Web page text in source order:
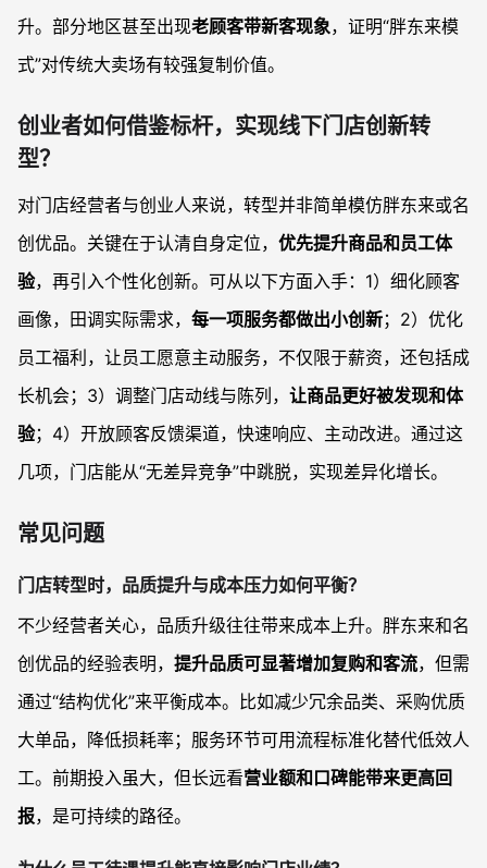
升。部分地区甚至出现老顾客带新客现象，证明“胖东来模
式”对传统大卖场有较强复制价值。
创业者如何借鉴标杆，实现线下门店创新转
型？
对门店经营者与创业人来说，转型并非简单模仿胖东来或名
创优品。关键在于认清自身定位， 优先提升商品和员工体
验，再引入个性化创新。可从以下方面入手：1）细化顾客
画像，田调实际需求， 每一项服务都做出小创新；2）优化
员工福利，让员工愿意主动服务，不仅限于薪资，还包括成
长机会；3）调整门店动线与陈列， 让商品更好被发现和体
验；4）开放顾客反馈渠道，快速响应、主动改进。通过这
几项，门店能从“无差异竞争”中跳脱，实现差异化增长。
常见问题
门店转型时，品质提升与成本压力如何平衡？
不少经营者关心，品质升级往往带来成本上升。胖东来和名
创优品的经验表明， 提升品质可显著增加复购和客流，但需
通过“结构优化”来平衡成本。比如减少冗余品类、采购优质
大单品，降低损耗率；服务环节可用流程标准化替代低效人
工。前期投入虽大，但长远看营业额和口碑能带来更高回
报，是可持续的路径。